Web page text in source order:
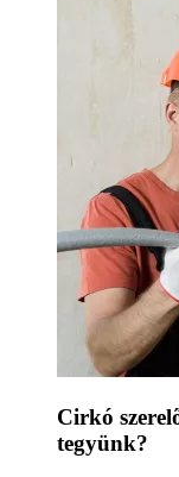
Cirkó
tegyünk?